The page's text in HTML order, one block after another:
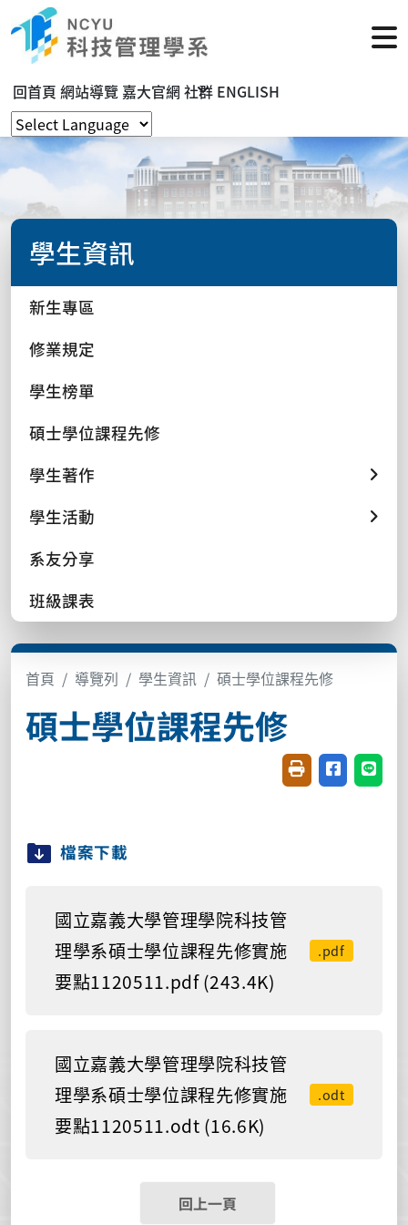
回首頁 網站導覽 嘉大官網 社群 ENGLISH
學生資訊
新生專區
修業規定
學生榜單
碩士學位課程先修
學生著作
學生活動
系友分享
班級課表
首頁 導覽列 學生資訊 碩士學位課程先修
碩士學位課程先修
友善列印(開新視
分享至臉書
分享
檔案下載
國立嘉義大學管理學院科技管
理學系碩士學位課程先修實施
要點1120511.pdf (243.4K)
.pdf
國立嘉義大學管理學院科技管
理學系碩士學位課程先修實施
要點1120511.odt (16.6K)
.odt
回上一頁